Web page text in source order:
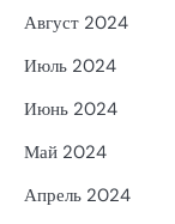
Август 2024
Июль 2024
Июнь 2024
Май 2024
Апрель 2024